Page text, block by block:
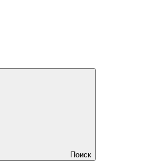
Поиск